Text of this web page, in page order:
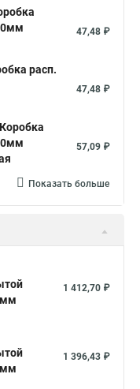
47,48 ₽
расп.
47,48 ₽
57,09 ₽
Показать больше
1 412,70 ₽
1 396,43 ₽